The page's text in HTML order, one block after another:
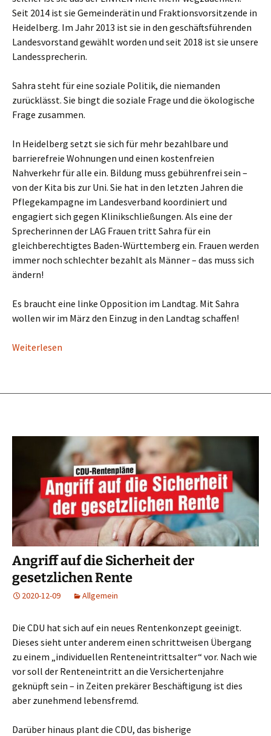
Seit 2014 ist sie Gemeinderätin und Fraktionsvorsitzende in
Heidelberg. Im Jahr 2013 ist sie in den geschäftsführenden
Landesvorstand gewählt worden und seit 2018 ist sie unsere
Landessprecherin.
Sahra steht für eine soziale Politik, die niemanden
zurücklässt. Sie bingt die soziale Frage und die ökologische
Frage zusammen.
In Heidelberg setzt sie sich für mehr bezahlbare und
barrierefreie Wohnungen und einen kostenfreien
Nahverkehr für alle ein. Bildung muss gebührenfrei sein –
von der Kita bis zur Uni. Sie hat in den letzten Jahren die
Pflegekampagne im Landesverband koordiniert und
engagiert sich gegen Klinikschließungen. Als eine der
Sprecherinnen der LAG Frauen tritt Sahra für ein
gleichberechtigtes Baden-Württemberg ein. Frauen werden
immer noch schlechter bezahlt als Männer – das muss sich
ändern!
Es braucht eine linke Opposition im Landtag. Mit Sahra
wollen wir im März den Einzug in den Landtag schaffen!
Weiterlesen
Angriff auf die Sicherheit der
gesetzlichen Rente
2020-12-09 Allgemein
Die CDU hat sich auf ein neues Rentenkonzept geeinigt.
Dieses sieht unter anderem einen schrittweisen Übergang
zu einem „individuellen Renteneintrittsalter“ vor. Nach wie
vor soll der Renteneintritt an die Versichertenjahre
geknüpft sein – in Zeiten prekärer Beschäftigung ist dies
aber zunehmend lebensfremd.
Darüber hinaus plant die CDU, das bisherige